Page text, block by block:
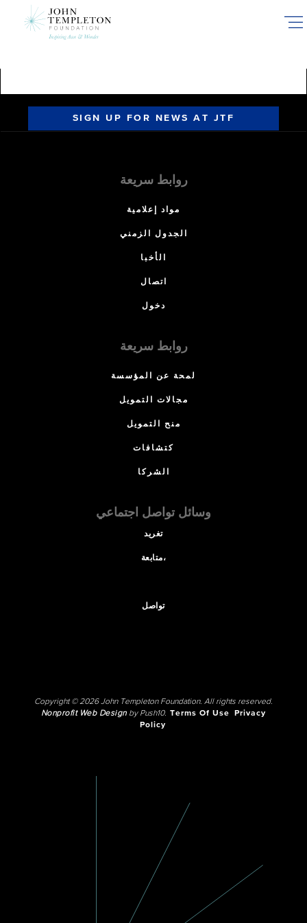
SIGN UP FOR NEWS AT JTF
روابط سريعة
مواد إعلامية
الجدول الزمني
الأخبا
اتصال
دخول
روابط سريعة
لمحة عن المؤسسة
مجالات التمويل
منح التمويل
كتشافات
الشركا
وسائل تواصل اجتماعي
تغريد
متابعة،
تواصل
Copyright © 2026 John Templeton Foundation. All rights reserved.
Nonprofit Web Designby Push10. Terms Of Use
Privacy
Policy